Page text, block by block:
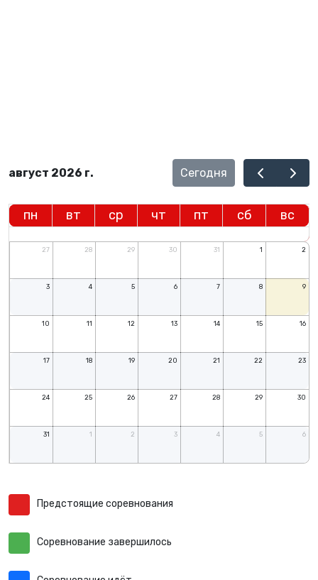
август 2026 г. Сегодня
пн вт ср чт пт сб вс
27 28 29 30 31 1 2
3 4 5 6 7 8 9
10 11 12 13 14 15 16
17 18 19 20 21 22 23
24 25 26 27 28 29 30
31 1 2 3 4 5 6
Предстоящие соревнования
Соревнование завершилось